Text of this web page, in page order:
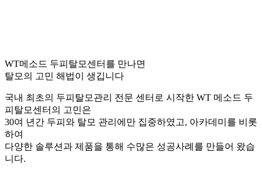
WT메소드 두피탈모센터를 만나면
탈모의 고민 해법이 생깁니다
국내 최초의 두피탈모관리 전문 센터로 시작한 WT 메소드 두
피탈모센터의 고민은
30여 년간 두피와 탈모 관리에만 집중하였고, 아카데미를 비롯
하여
다양한 솔루션과 제품을 통해 수많은 성공사례를 만들어 왔습
니다.